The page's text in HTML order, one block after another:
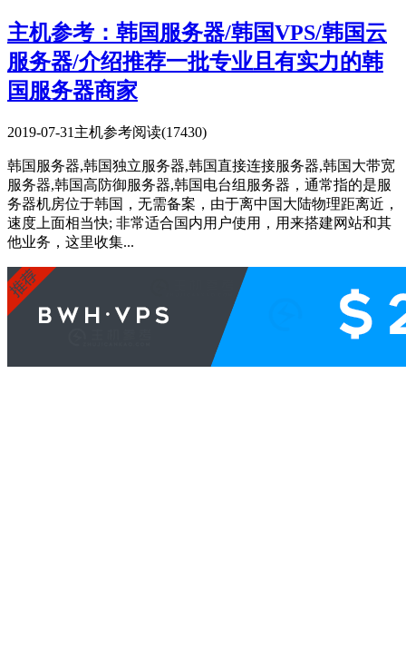
主机参考：韩国服务器/韩国VPS/韩国云
服务器/介绍推荐一批专业且有实力的韩
国服务器商家
2019-07-31 主机参考阅读(17430)
韩国服务器,韩国独立服务器,韩国直接连接服务器,韩国大带宽
服务器,韩国高防御服务器,韩国电台组服务器，通常指的是服
务器机房位于韩国，无需备案，由于离中国大陆物理距离近，
速度上面相当快; 非常适合国内用户使用，用来搭建网站和其
他业务，这里收集...